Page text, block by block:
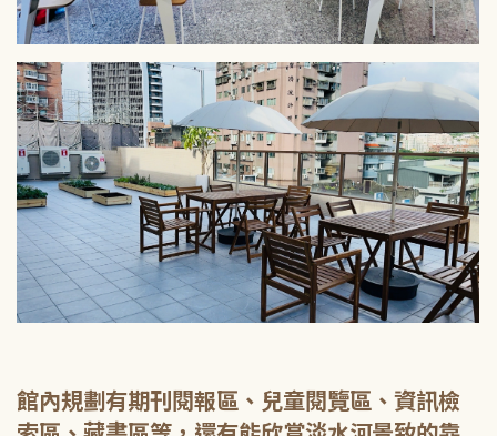
館內規劃有期刊閱報區、兒童閱覽區、資訊檢